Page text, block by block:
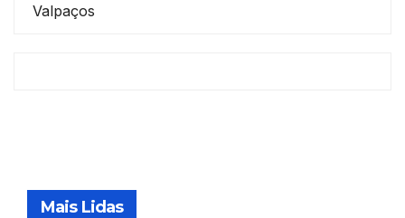
Valpaços
Mais Lidas